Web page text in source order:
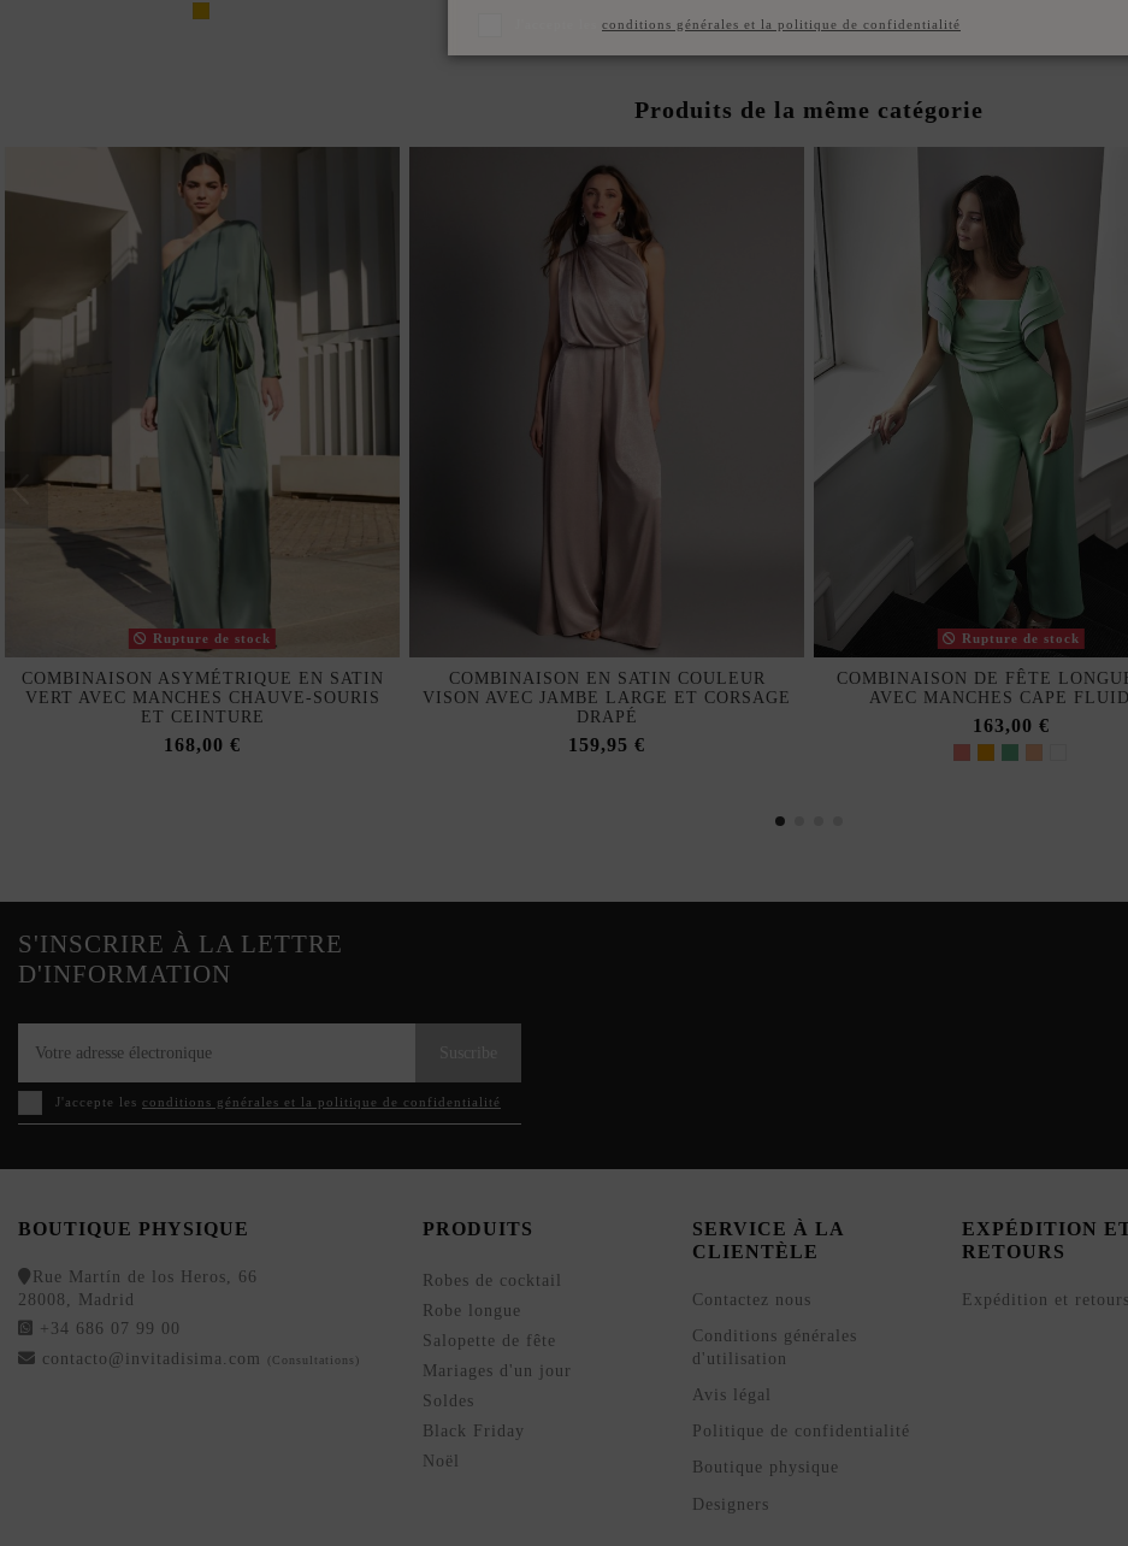
Produits de la même catégorie
Rupture de stock
COMBINAISON ASYMÉTRIQUE EN SATIN
VERT AVEC MANCHES CHAUVE-SOURIS
ET CEINTURE
168,00 €
COMBINAISON EN SATIN COULEUR
VISON AVEC JAMBE LARGE ET CORSAGE
DRAPÉ
159,95 €
Rupture de stock
COMBINAISON DE FÊTE
AVEC MANCHES CAPE
163,00 €
S'INSCRIRE À LA LETTRE
D'INFORMATION
J'accepte les conditions générales et la politique de confidentialité
BOUTIQUE PHYSIQUE
Rue Martín de los Heros, 66
28008, Madrid
+34 686 07 99 00
contacto@invitadisima.com
(Consultations)
PRODUITS
Robes de cocktail
Robe longue
Salopette de fête
Mariages d'un jour
Soldes
Black Friday
Noël
SERVICE À LA
CLIENTÈLE
Contactez nous
Conditions générales
d'utilisation
Avis légal
Politique de confidentialité
Boutique physique
Designers
EXPÉDITION
RETOURS
Expédition et retours
conditions générales et la politique de confidentialité